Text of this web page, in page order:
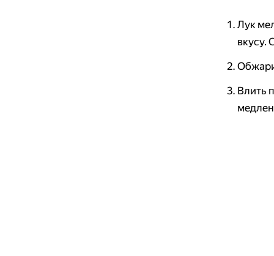
Лук
вкусу.
Влить